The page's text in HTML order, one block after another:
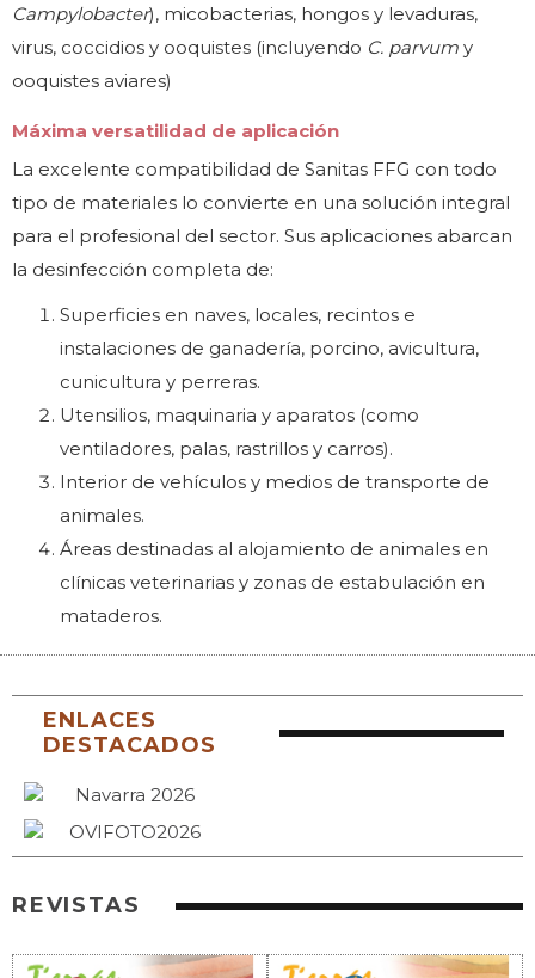
Campylobacter), micobacterias, hongos y levaduras,
virus, coccidios y ooquistes (incluyendo C. parvum y
ooquistes aviares)
Máxima versatilidad de aplicación
La excelente compatibilidad de Sanitas FFG con todo
tipo de materiales lo convierte en una solución integral
para el profesional del sector. Sus aplicaciones abarcan
la desinfección completa de:
Superficies en naves, locales, recintos e
instalaciones de ganadería, porcino, avicultura,
cunicultura y perreras.
Utensilios, maquinaria y aparatos (como
ventiladores, palas, rastrillos y carros).
Interior de vehículos y medios de transporte de
animales.
Áreas destinadas al alojamiento de animales en
clínicas veterinarias y zonas de estabulación en
mataderos.
ENLACES
DESTACADOS
REVISTAS